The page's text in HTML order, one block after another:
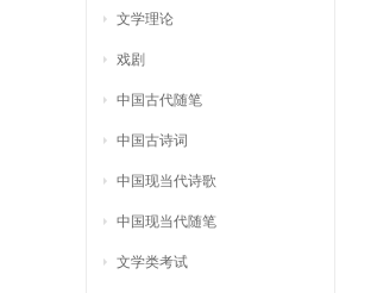
文学理论
戏剧
中国古代随笔
中国古诗词
中国现当代诗歌
中国现当代随笔
文学类考试